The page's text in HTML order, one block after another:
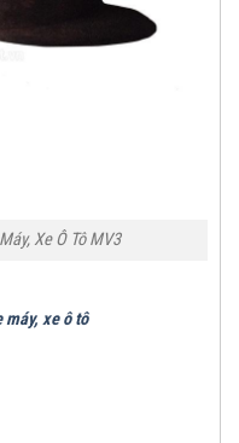
Xe Ô Tô MV3
máy, xe ô tô